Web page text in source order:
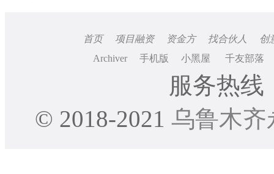
首页 项目融资 资金方 找合伙人
创
Archiver
手机版 小黑屋 千友部落
服务热线
© 2018-2021 乌鲁木齐